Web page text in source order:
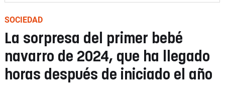
SOCIEDAD
La sorpresa del primer bebé
navarro de 2024, que ha llegado
horas después de iniciado el año